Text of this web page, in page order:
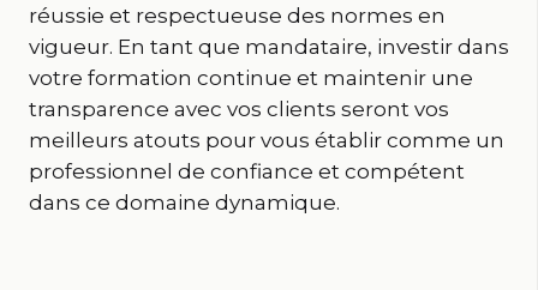
réussie et respectueuse des normes en
vigueur. En tant que mandataire, investir dans
votre formation continue et maintenir une
transparence avec vos clients seront vos
meilleurs atouts pour vous établir comme un
professionnel de confiance et compétent
dans ce domaine dynamique.